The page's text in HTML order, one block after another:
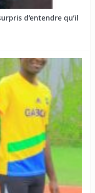
d’entendre qu’il